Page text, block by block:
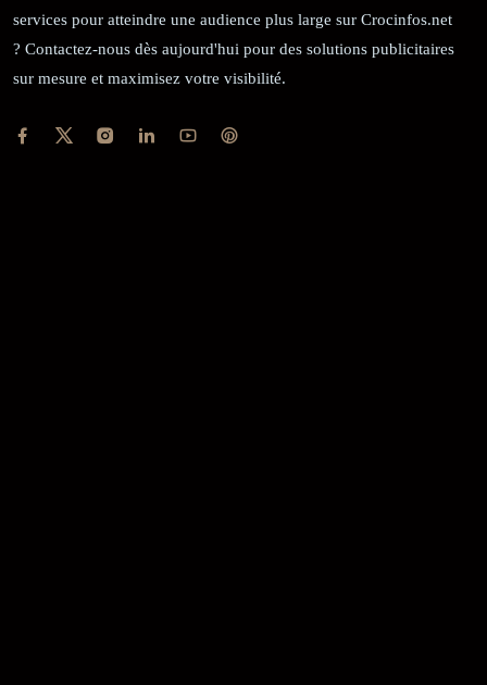
services pour atteindre une audience plus large sur Crocinfos.net
? Contactez-nous dès aujourd'hui pour des solutions publicitaires
sur mesure et maximisez votre visibilité.